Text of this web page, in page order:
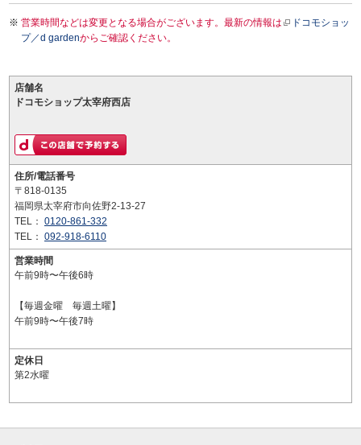
営業時間などは変更となる場合がございます。最新の情報は
ドコモショッ
プ／d gardenからご確認ください。
店舗名
ドコモショップ太宰府西店
住所/電話番号
〒818-0135
福岡県太宰府市向佐野2-13-27
TEL： 0120-861-332
TEL： 092-918-6110
営業時間
午前9時〜午後6時
【毎週金曜 毎週土曜】
午前9時〜午後7時
定休日
第2水曜